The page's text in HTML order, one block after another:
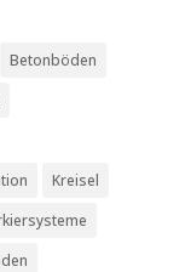
Betonböden
Kreisel